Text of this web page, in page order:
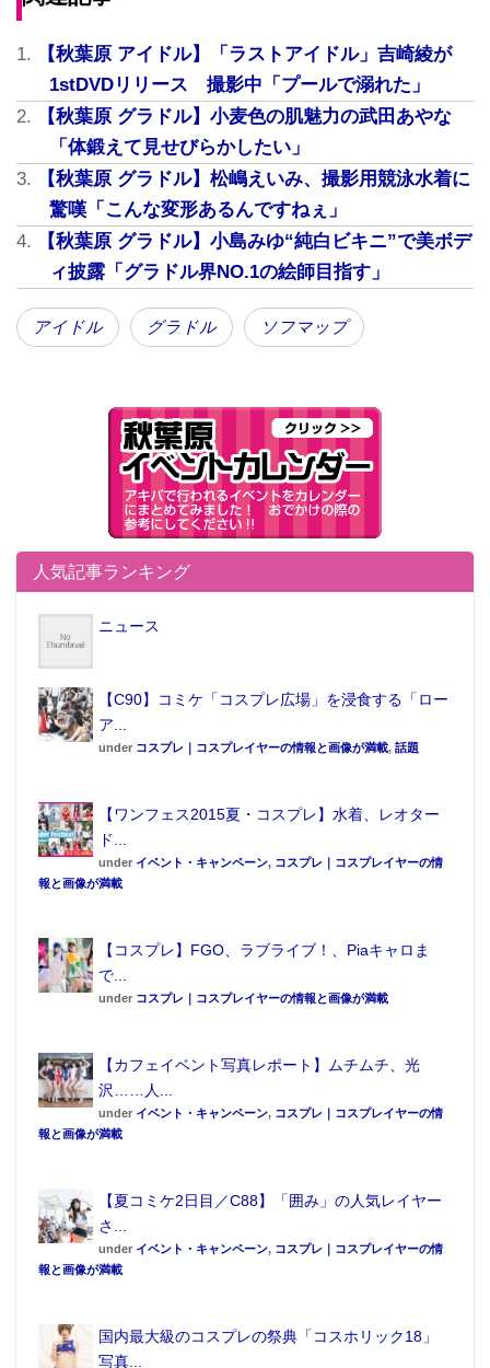
本作で14枚目となる北谷ゆりさんのイメージDVD。撮
影は今年の春に沖縄・宮古島で行われた。その時の思
い出を北谷さんは「南国なので軽装で行ったんです
よ。そしたら台風が去った後ですごく寒くて、湿気が
ありまして…（笑）」と話す。
本作は、お金持ちのボンボンの元に家政婦として派遣
されるという内容でストーリーが展開する。「序盤の
海で撮影したシーンが一番思い出ですね。（そのお坊
ンもオススメ。全裸で薄いガウンのようなものを羽織
ったまま体を洗い合うんです」と北谷さんは話す。
その後はちょっとセクシーな展開のようで、「ベッド
かも」と北谷さん。気になる方はDVDをチェックして
みよう。
代をイメージしました♪ グラドルの岡本夏生さんが着
ていそうじゃないですか!?」と独特の感想を話してく
れた。
【秋葉原 アイドル】「ラストアイドル」吉崎綾が
1stDVDリリース 撮影中「プールで溺れた」
【秋葉原 グラドル】小麦色の肌魅力の武田あやな
「体鍛えて見せびらかしたい」
【秋葉原 グラドル】松嶋えいみ、撮影用競泳水着に
驚嘆「こんな変形あるんですねぇ」
【秋葉原 グラドル】小島みゆ“純白ビキニ”で美ボデ
ィ披露「グラドル界NO.1の絵師目指す」
アイドル グラドル ソフマップ
人気記事ランキング
ニュース
【C90】コミケ「コスプレ広場」を浸食する「ロー
ア...
under コスプレ｜コスプレイヤーの情報と画像が満載, 話題
【ワンフェス2015夏・コスプレ】水着、レオター
ド...
under イベント・キャンペーン, コスプレ｜コスプレイヤーの情
報と画像が満載
【コスプレ】FGO、ラブライブ！、Piaキャロま
で...
under コスプレ｜コスプレイヤーの情報と画像が満載
【カフェイベント写真レポート】ムチムチ、光
沢……人...
under イベント・キャンペーン, コスプレ｜コスプレイヤーの情
報と画像が満載
【夏コミケ2日目／C88】「囲み」の人気レイヤー
さ...
under イベント・キャンペーン, コスプレ｜コスプレイヤーの情
報と画像が満載
国内最大級のコスプレの祭典「コスホリック18」
写真...